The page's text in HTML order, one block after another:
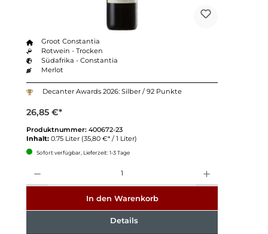
Groot Constantia
Rotwein - Trocken
Südafrika - Constantia
Merlot
Decanter Awards 2026: Silber / 92 Punkte
26,85 €*
Produktnummer: 400672-23
Inhalt: 0.75 Liter (35,80 €* / 1 Liter)
Sofort verfügbar, Lieferzeit: 1-3 Tage
In den Warenkorb
Details